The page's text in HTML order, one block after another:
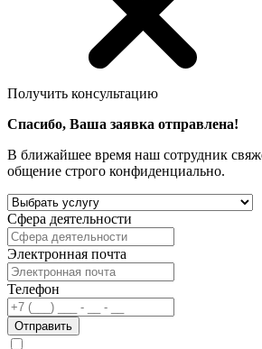
Получить консультацию
Спасибо, Ваша заявка отправлена!
В ближайшее время наш сотрудник
общение строго конфиденциально.
Сфера деятельности
Электронная почта
Телефон
Отправить